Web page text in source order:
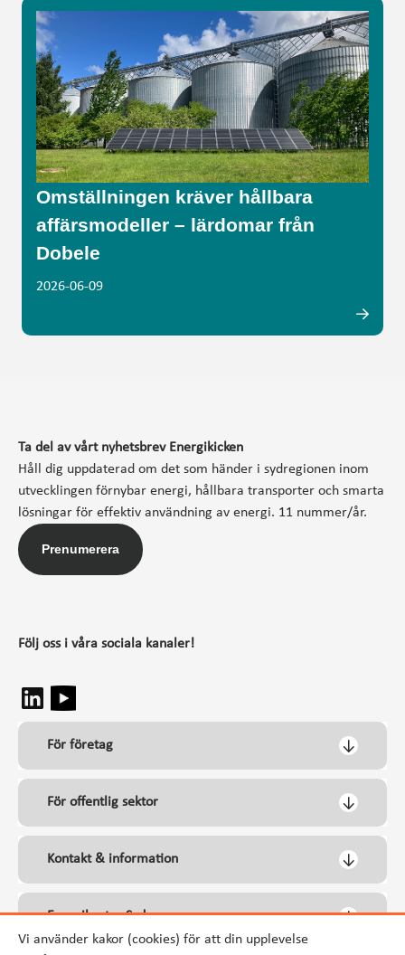
Vi använder kakor (cookies) för att din upplevelse
Omställningen kräver hållbara
affärsmodeller – lärdomar från
Dobele
2026-06-09
Ta del av vårt nyhetsbrev Energikicken
Håll dig uppdaterad om det som händer i sydregionen inom
utvecklingen förnybar energi, hållbara transporter och smarta
lösningar för effektiv användning av energi. 11 nummer/år.
Prenumerera
Följ oss i våra sociala kanaler!
För företag
För offentlig sektor
Kontakt & information
Energikontor Syd